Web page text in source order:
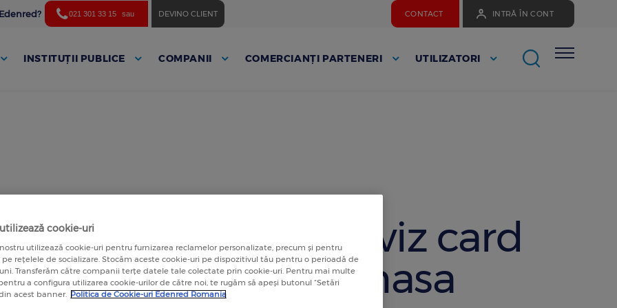
021 301 33 15 sau DEVINO CLIENT CONTACT INTRĂ ÎN CONT
INSTITUȚII PUBLICE COMPANII COMERCIANȚI PARTENERI UTILIZATORI
preaviz card
de masa
cookie-uri
utilizează cookie-uri pentru furnizarea reclamelor personalizate, precum și pentru
rețelele de socializare. Stocăm aceste cookie-uri pe dispozitivul tău pentru o perioadă de
Transferăm către companii terțe datele tale colectate prin cookie-uri. Pentru mai multe
a configura utilizarea cookie-urilor de către noi, te rugăm să apeși butonul “Setări
acest banner. Politica de Cookie-uri Edenred Romania